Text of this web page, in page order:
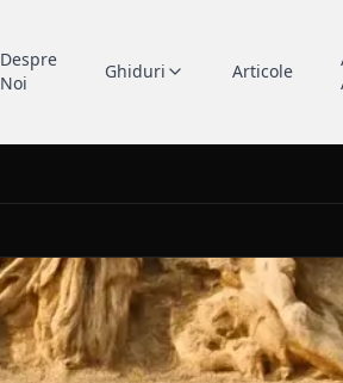
Despre
Noi
Ghiduri Articole